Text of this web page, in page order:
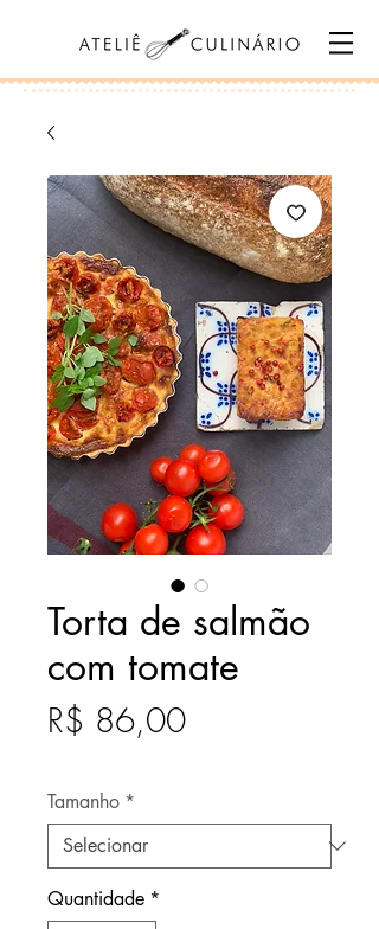
Torta de salmão
com tomate
R$ 86,00Preço
Tamanho *
Quantidade *